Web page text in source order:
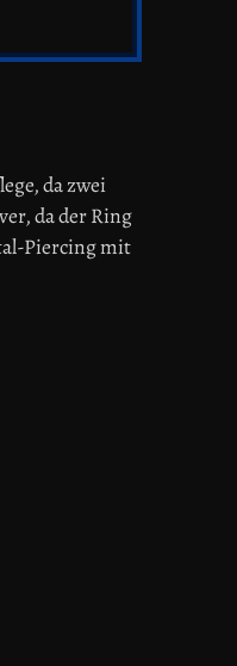
da zwei
da der Ring
Piercing mit